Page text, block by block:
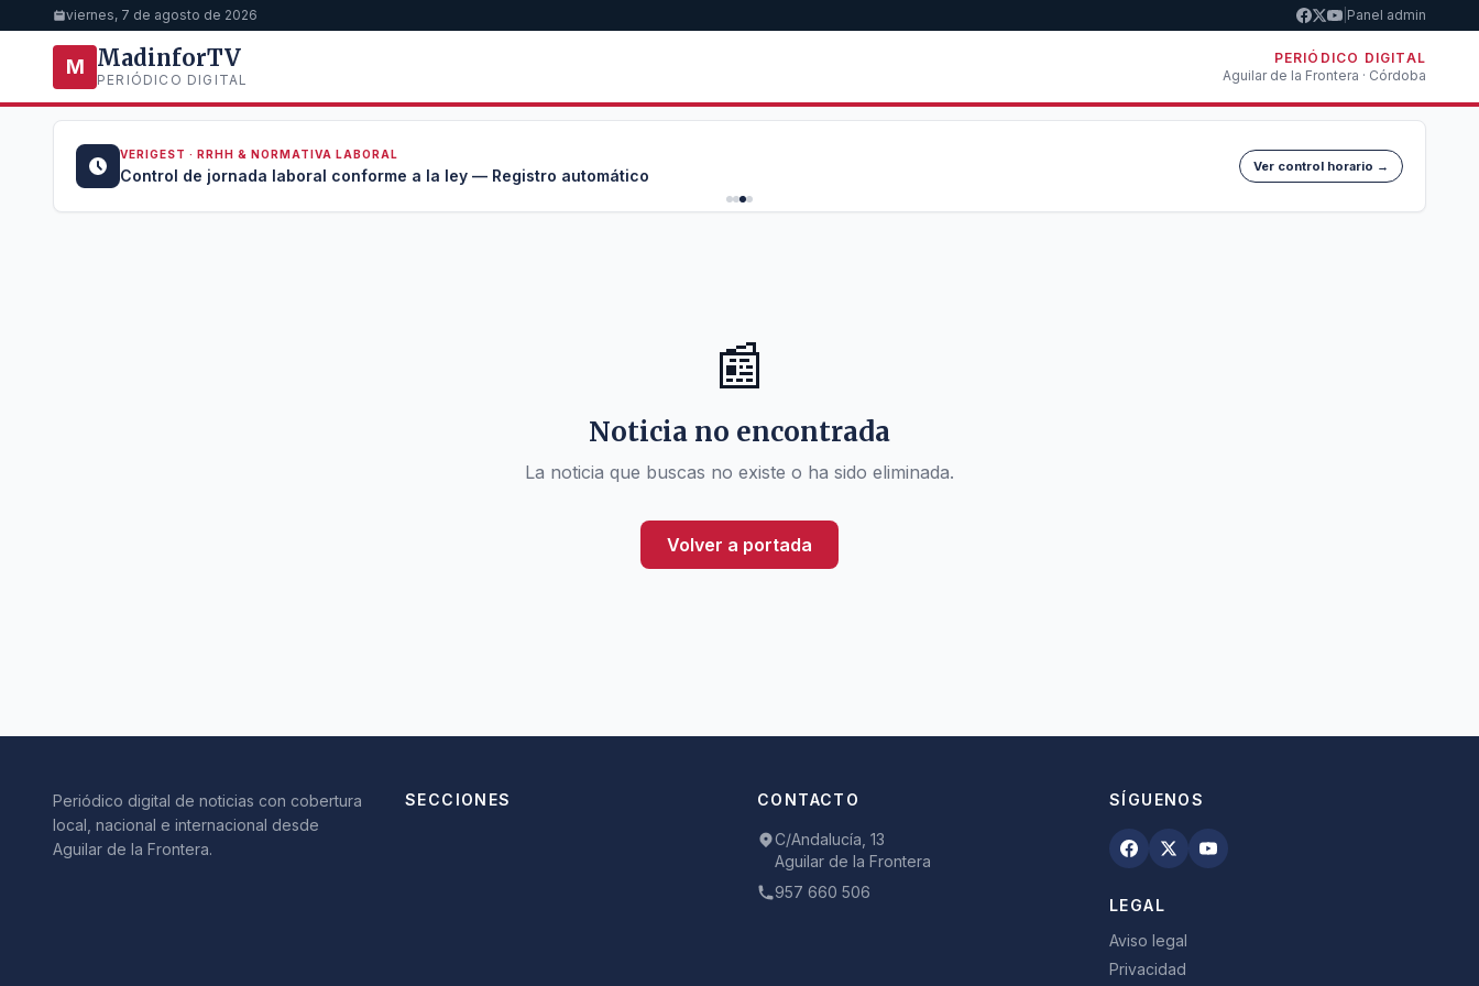
viernes, 7 de agosto de 2026 Panel admin
M MadinforTV
PERIÓDICO DIGITAL
PERIÓDICO DIGITAL
Aguilar de la Frontera · Córdoba
VERIGEST · RRHH & NORMATIVA LABORAL
Control de jornada laboral conforme a la ley — Registro automático Ver control horario →
📰
Noticia no encontrada
La noticia que buscas no existe o ha sido eliminada.
Volver a portada
Periódico digital de noticias con cobertura
local, nacional e internacional desde
Aguilar de la Frontera.
SECCIONES CONTACTO
C/Andalucía, 13
Aguilar de la Frontera
957 660 506
SÍGUENOS
LEGAL
Aviso legal
Privacidad